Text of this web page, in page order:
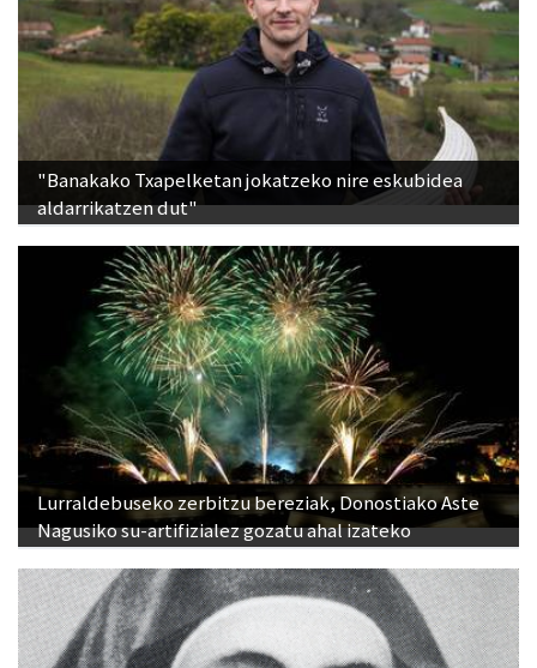
"Banakako Txapelketan jokatzeko nire eskubidea
aldarrikatzen dut"
Lurraldebuseko zerbitzu bereziak, Donostiako Aste
Nagusiko su-artifizialez gozatu ahal izateko